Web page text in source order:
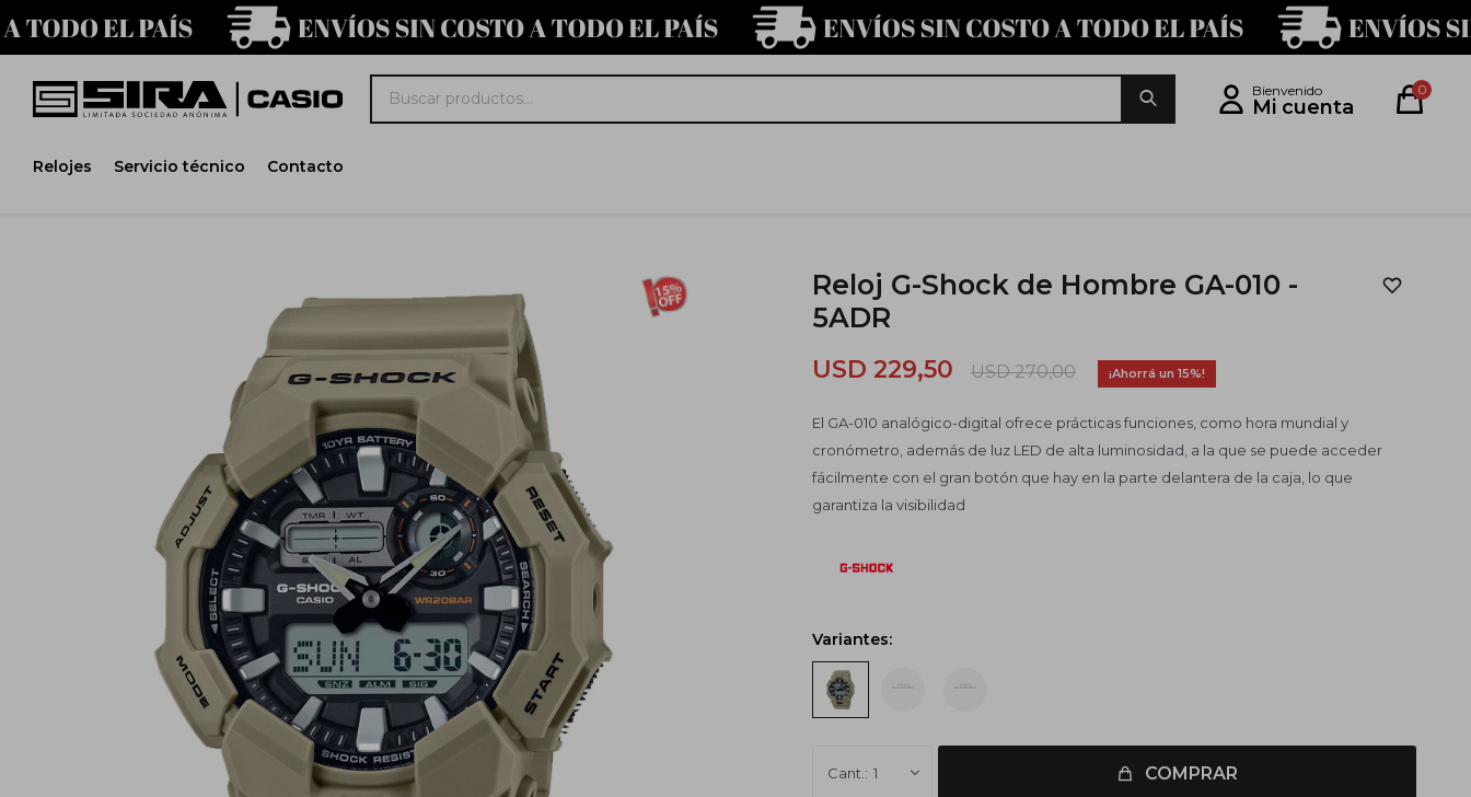
Relojes Servicio técnico Contacto
0
Reloj G-Shock de Hombre GA-010 -
5ADR
USD 229,50 USD 270,00 15
El GA-010 analógico-digital ofrece prácticas funciones, como hora mundial y
cronómetro, además de luz LED de alta luminosidad, a la que se puede acceder
fácilmente con el gran botón que hay en la parte delantera de la caja, lo que
garantiza la visibilidad
Variantes:
1 COMPRAR